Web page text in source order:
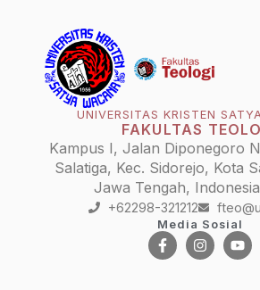
UNIVERSITAS KRISTEN
FAKULTAS
Kampus I, Jalan Diponegoro
Salatiga, Kec. Sidorejo, Kota
Jawa Tengah,
+62298-321212
Media Sosial